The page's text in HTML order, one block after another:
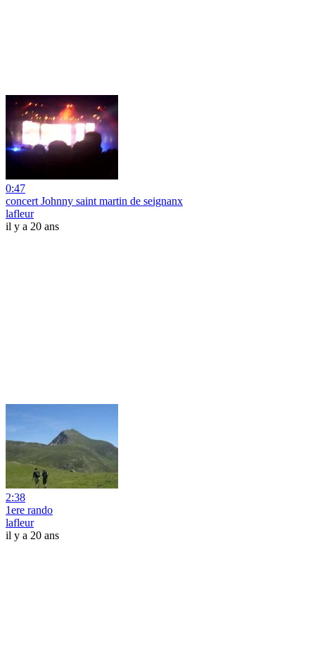
0:47
concert Johnny saint martin de seignanx
lafleur
il y a 20 ans
2:38
1ere rando
lafleur
il y a 20 ans